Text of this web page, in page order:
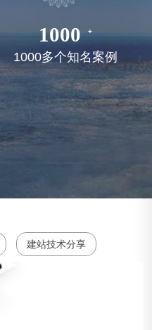
1000
1000多个知名案例